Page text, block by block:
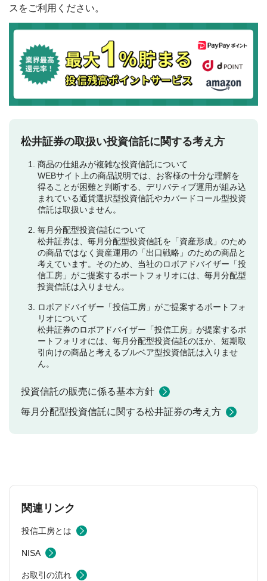
スをご利用ください。
松井証券の取扱い投資信託に関する考え方
商品の仕組みが複雑な投資信託について
WEBサイト上の商品説明では、お客様の十分な理解を
得ることが困難と判断する、デリバティブ運用が組み込
まれている通貨選択型投資信託やカバードコール型投資
信託は取扱いません。
毎月分配型投資信託について
松井証券は、毎月分配型投資信託を「資産形成」のため
の商品ではなく資産運用の「出口戦略」のための商品と
考えています。そのため、当社のロボアドバイザー「投
信工房」がご提案するポートフォリオには、毎月分配型
投資信託は入りません。
ロボアドバイザー「投信工房」がご提案するポートフォ
リオについて
松井証券のロボアドバイザー「投信工房」が提案するポ
ートフォリオには、毎月分配型投資信託のほか、短期取
引向けの商品と考えるブルベア型投資信託は入りませ
ん。
投資信託の販売に係る基本方針
毎月分配型投資信託に関する松井証券の考え方
関連リンク
投信工房とは
NISA
お取引の流れ